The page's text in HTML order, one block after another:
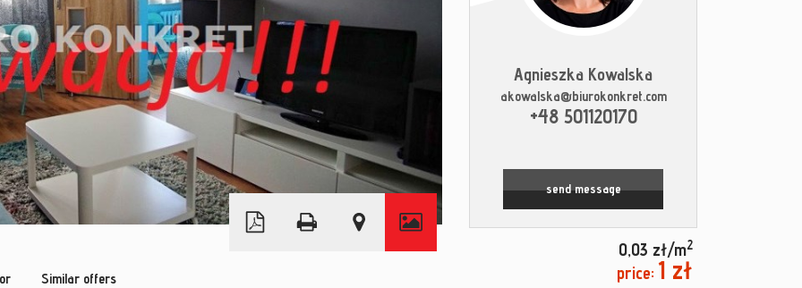
Leaflet|© MapTiler ©OpenStreetMap contributors
Agnieszka Kowalska
akowalska@biurokonkret.com
+48 501120170
send message
0,03 zł/m2
price: 1 zł
Similar offers